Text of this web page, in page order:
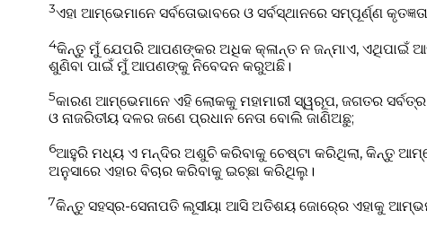
3ଏହା ଆମ୍ଭେମାନେ ସର୍ବତୋଭାବରେ ଓ ସର୍ବସ୍ଥାନରେ ସମ୍ପୂର୍ଣ୍ଣ
4କିନ୍ତୁ ମୁଁ ଯେପରି ଆପଣଙ୍କର ଅଧିକ କ୍ଳାନ୍ତ ନ ଜନ୍ମାଏ, ଏଥିପାଇଁ
ଶୁଣିବା ପାଇଁ ମୁଁ ଆପଣଙ୍କୁ ନିବେଦନ କରୁଅଛି।
5କାରଣ ଆମ୍ଭେମାନେ ଏହି ଲୋକକୁ ମହାମାରୀ ସ୍ୱରୂପ, ଜଗତର
ଓ ନାଜରିତୀୟ ଦଳର ଜଣେ ପ୍ରଧାନ ନେତା ବୋଲି ଜାଣିଅଛୁ;
6ଆହୁରି ମଧ୍ୟ ଏ ମନ୍ଦିର ଅଶୁଚି କରିବାକୁ ଚେଷ୍ଟା କରିଥିଲା, କିନ୍ତୁ
ଅନୁସାରେ ଏହାର ବିଚାର କରିବାକୁ ଇଚ୍ଛା କରିଥିଲୁ।
7କିନ୍ତୁ ସହସ୍ର-ସେନାପତି ଲୂସୀୟା ଆସି ଅତିଶୟ ଜୋର୍‍ରେ ଏହାକୁ